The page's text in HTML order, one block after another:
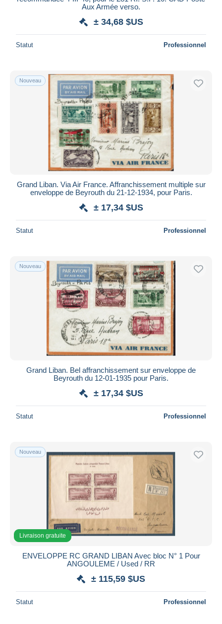
Aux Armée verso.
± 34,68 $US
Statut Professionnel
Nouveau
Grand Liban. Via Air France. Affranchissement multiple sur
enveloppe de Beyrouth du 21-12-1934, pour Paris.
± 17,34 $US
Statut Professionnel
Nouveau
Grand Liban. Bel affranchissement sur enveloppe de
Beyrouth du 12-01-1935 pour Paris.
± 17,34 $US
Statut Professionnel
Nouveau
Livraison gratuite
ENVELOPPE RC GRAND LIBAN Avec bloc N° 1 Pour
ANGOULEME / Used / RR
± 115,59 $US
Statut Professionnel